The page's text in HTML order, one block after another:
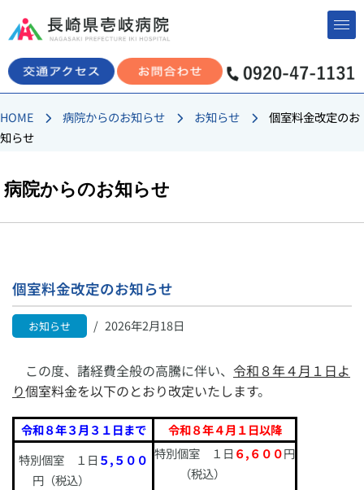
コ
ン
テ
ツ
へ
キ
プ
HOME 病院からのお知らせ お知らせ
個室料金改定のお
知らせ
病院からのお知らせ
個室料金改定のお知らせ
お知らせ 2026年2月18日
この度、諸経費全般の高騰に伴い、 令和８年４月１日よ
り個室料金を以下のとおり改定いたします。
令和８年３月３１日まで
令和８年４月１日以降
特別個室 １日 ５,５００
円（税込）
特別個室 １日 ６,６００円
（税込）